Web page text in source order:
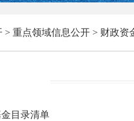
> 重点领域信息公开> 财政资
目录清单